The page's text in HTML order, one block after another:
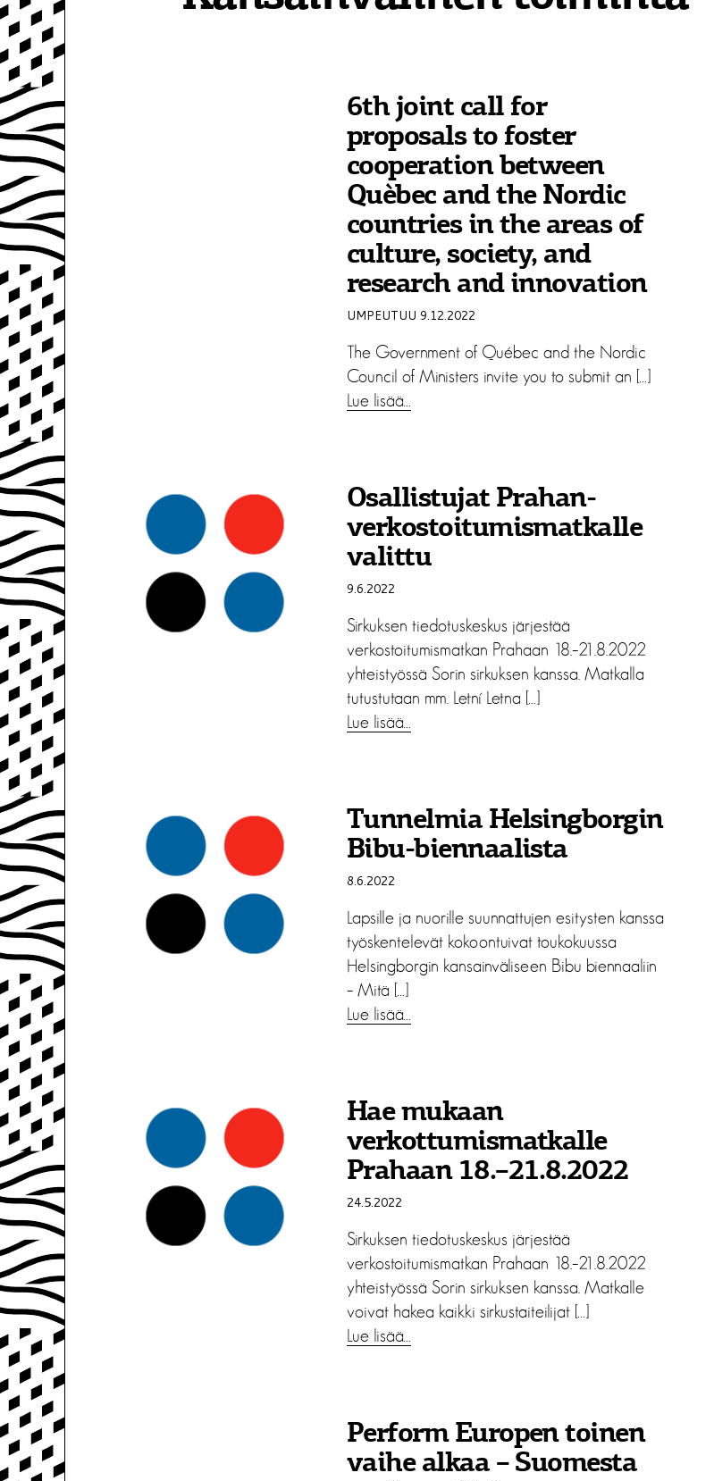
6th joint call for
proposals to foster
cooperation between
Quèbec and the Nordic
countries in the areas of
culture, society, and
research and innovation
UMPEUTUU 9.12.2022
The Government of Québec and the Nordic
Council of Ministers invite you to submit an […]
Lue lisää…
Osallistujat Prahan-
verkostoitumis­matkalle
valittu
9.6.2022
Sirkuksen tiedotuskeskus järjestää
verkostoitumismatkan Prahaan 18.–21.8.2022
yhteistyössä Sorin sirkuksen kanssa. Matkalla
tutustutaan mm. Letní Letna […]
Lue lisää…
Tunnelmia Helsingborgin
Bibu-biennaalista
8.6.2022
Lapsille ja nuorille suunnattujen esitysten kanssa
työskentelevät kokoontuivat toukokuussa
Helsingborgin kansainväliseen Bibu biennaaliin
– Mitä […]
Lue lisää…
Hae mukaan
verkottumismatkalle
Prahaan 18.–21.8.2022
24.5.2022
Sirkuksen tiedotuskeskus järjestää
verkostoitumismatkan Prahaan 18.–21.8.2022
yhteistyössä Sorin sirkuksen kanssa. Matkalle
voivat hakea kaikki sirkustaiteilijat […]
Lue lisää…
Perform Europen toinen
vaihe alkaa – Suomesta